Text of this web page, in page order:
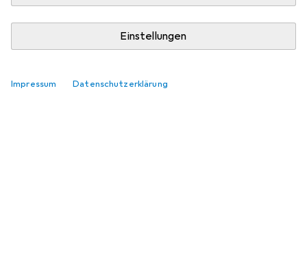
Einstellungen
Impressum Datenschutzerklärung